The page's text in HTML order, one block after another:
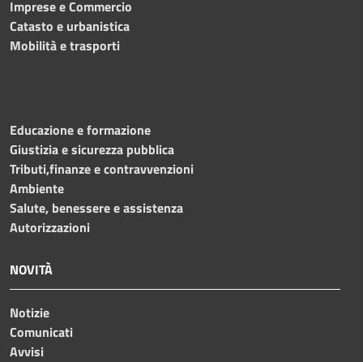
Imprese e Commercio
Catasto e urbanistica
Mobilità e trasporti
Educazione e formazione
Giustizia e sicurezza pubblica
Tributi,finanze e contravvenzioni
Ambiente
Salute, benessere e assistenza
Autorizzazioni
NOVITÀ
Notizie
Comunicati
Avvisi